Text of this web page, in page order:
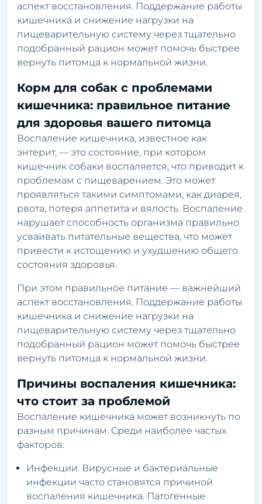
аспект восстановления. Поддержание работы
кишечника и снижение нагрузки на
пищеварительную систему через тщательно
подобранный рацион может помочь быстрее
вернуть питомца к нормальной жизни.
Корм для собак с проблемами
кишечника: правильное питание
для здоровья вашего питомца
Воспаление кишечника, известное как
энтерит, — это состояние, при котором
кишечник собаки воспаляется, что приводит к
проблемам с пищеварением. Это может
проявляться такими симптомами, как диарея,
рвота, потеря аппетита и вялость. Воспаление
нарушает способность организма правильно
усваивать питательные вещества, что может
привести к истощению и ухудшению общего
состояния здоровья.
При этом правильное питание — важнейший
аспект восстановления. Поддержание работы
кишечника и снижение нагрузки на
пищеварительную систему через тщательно
подобранный рацион может помочь быстрее
вернуть питомца к нормальной жизни.
Причины воспаления кишечника:
что стоит за проблемой
Воспаление кишечника может возникнуть по
разным причинам. Среди наиболее частых
факторов:
Инфекции. Вирусные и бактериальные
инфекции часто становятся причиной
воспаления кишечника. Патогенные